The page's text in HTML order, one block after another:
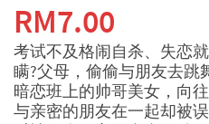
RM7.00
考试不及格闹自杀、失恋
瞒?父母，偷偷与朋友去跳
暗恋班上的帅哥美女，向
与亲密的朋友在一起却被